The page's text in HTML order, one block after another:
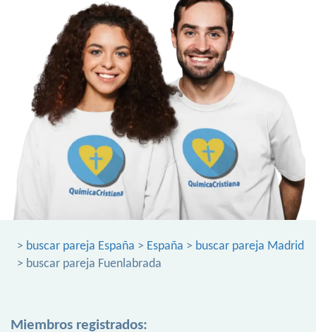
> buscar pareja España > España > buscar pareja Madrid
> buscar pareja Fuenlabrada
Miembros registrados: